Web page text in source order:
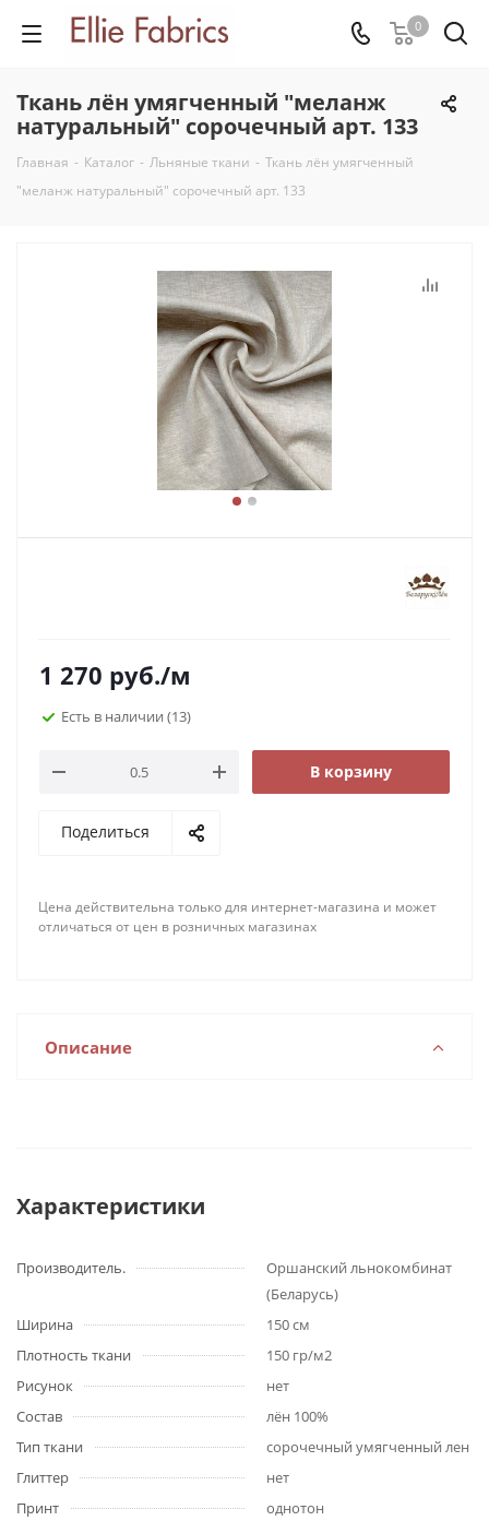
0
Ткань лён умягченный "меланж
натуральный" сорочечный арт. 133
Главная - Каталог - Льняные ткани - Ткань лён умягченный
"меланж натуральный" сорочечный арт. 133
1 270 руб./м
Есть в наличии (13)
В корзину
Поделиться
Цена действительна только для интернет-магазина и может
отличаться от цен в розничных магазинах
Описание
Характеристики
Производитель.
Оршанский льнокомбинат
(Беларусь)
Ширина
150 см
Плотность ткани
150 гр/м2
Рисунок
нет
Состав
лён 100%
Тип ткани
сорочечный умягченный лен
Глиттер
нет
Принт
однотон